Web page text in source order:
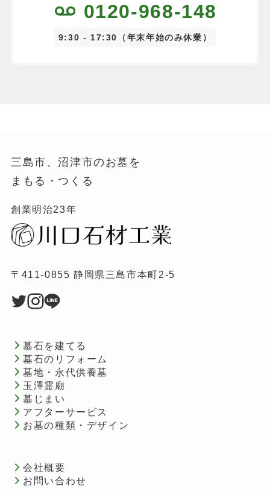
0120-968-148
9:30 - 17:30（年末年始のみ休業）
三島市、沼津市のお墓を
まもる・つくる
創業明治23年
〒411-0855 静岡県三島市本町2-5
墓石を建てる
墓石のリフォーム
墓地・永代供養墓
玉澤霊廟
墓じまい
アフターサービス
お墓の種類・デザイン
会社概要
お問い合わせ